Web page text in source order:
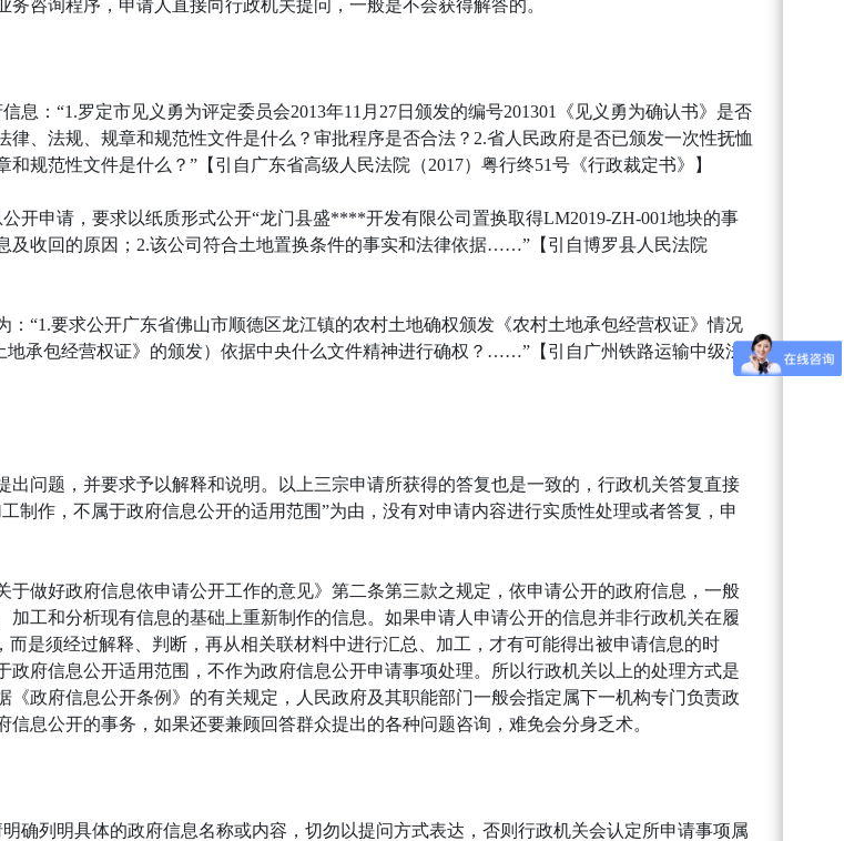
咨询程序，申请人直接向行政机关提问，一般是不会获得解答的。
息：“1.罗定市见义勇为评定委员会2013年11月27日颁发的编号201301《见义勇为确认书》是否
、法规、规章和规范性文件是什么？审批程序是否合法？2.省人民政府是否已颁发一次性抚恤
规范性文件是什么？”【引自广东省高级人民法院（2017）粤行终51号《行政裁定书》】
开申请，要求以纸质形式公开“龙门县盛****开发有限公司置换取得LM2019-ZH-001地块的事
及收回的原因；2.该公司符合土地置换条件的事实和法律依据……”【引自博罗县人民法院
“1.要求公开广东省佛山市顺德区龙江镇的农村土地确权颁发《农村土地承包经营权证》情况
承包经营权证》的颁发）依据中央什么文件精神进行确权？……”【引自广州铁路运输中级法
问题，并要求予以解释和说明。以上三宗申请所获得的答复也是一致的，行政机关答复直接
制作，不属于政府信息公开的适用范围”为由，没有对申请内容进行实质性处理或者答复，申
做好政府信息依申请公开工作的意见》第二条第三款之规定，依申请公开的政府信息，一般
工和分析现有信息的基础上重新制作的信息。如果申请人申请公开的信息并非行政机关在履
是须经过解释、判断，再从相关联材料中进行汇总、加工，才有可能得出被申请信息的时
府信息公开适用范围，不作为政府信息公开申请事项处理。所以行政机关以上的处理方式是
政府信息公开条例》的有关规定，人民政府及其职能部门一般会指定属下一机构专门负责政
息公开的事务，如果还要兼顾回答群众提出的各种问题咨询，难免会分身乏术。
确列明具体的政府信息名称或内容，切勿以提问方式表达，否则行政机关会认定所申请事项属